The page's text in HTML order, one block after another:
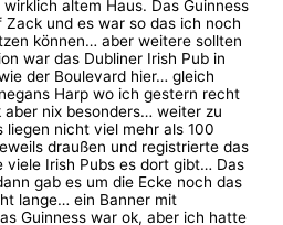
altem Haus. Das Guinness
und es war so das ich noch
können… aber weitere sollten
war das Dubliner Irish Pub in
der Boulevard hier… gleich
Harp wo ich gestern recht
nix besonders… weiter zu
liegen nicht viel mehr als 100
draußen und registrierte das
viele Irish Pubs es dort gibt… Das
gab es um die Ecke noch das
lange… ein Banner mit
Guinness war ok, aber ich hatte